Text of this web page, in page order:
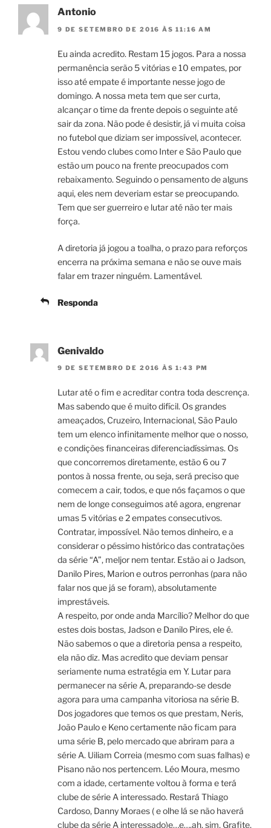
Antonio
9 DE SETEMBRO DE 2016 ÀS 11:16 AM
Eu ainda acredito. Restam 15 jogos. Para a nossa
permanência serão 5 vitórias e 10 empates, por
isso até empate é importante nesse jogo de
domingo. A nossa meta tem que ser curta,
alcançar o time da frente depois o seguinte até
sair da zona. Não pode é desistir, já vi muita coisa
no futebol que diziam ser impossível, acontecer.
Estou vendo clubes como Inter e São Paulo que
estão um pouco na frente preocupados com
rebaixamento. Seguindo o pensamento de alguns
aqui, eles nem deveriam estar se preocupando.
Tem que ser guerreiro e lutar até não ter mais
força.
A diretoria já jogou a toalha, o prazo para reforços
encerra na próxima semana e não se ouve mais
falar em trazer ninguém. Lamentável.
Responda
Genivaldo
9 DE SETEMBRO DE 2016 ÀS 1:43 PM
Lutar até o fim e acreditar contra toda descrença.
Mas sabendo que é muito difícil. Os grandes
ameaçados, Cruzeiro, Internacional, São Paulo
tem um elenco infinitamente melhor que o nosso,
e condições financeiras diferenciadíssimas. Os
que concorremos diretamente, estão 6 ou 7
pontos à nossa frente, ou seja, será preciso que
comecem a cair, todos, e que nós façamos o que
nem de longe conseguimos até agora, engrenar
umas 5 vitórias e 2 empates consecutivos.
Contratar, impossível. Não temos dinheiro, e a
considerar o péssimo histórico das contratações
da série “A”, meljor nem tentar. Estão ai o Jadson,
Danilo Pires, Marion e outros perronhas (para não
falar nos que já se foram), absolutamente
imprestáveis.
A respeito, por onde anda Marcílio? Melhor do que
estes dois bostas, Jadson e Danilo Pires, ele é.
Não sabemos o que a diretoria pensa a respeito,
ela não diz. Mas acredito que deviam pensar
seriamente numa estratégia em Y. Lutar para
permanecer na série A, preparando-se desde
agora para uma campanha vitoriosa na série B.
Dos jogadores que temos os que prestam, Neris,
João Paulo e Keno certamente não ficam para
uma série B, pelo mercado que abriram para a
série A. Uiliam Correia (mesmo com suas falhas) e
Pisano não nos pertencem. Léo Moura, mesmo
com a idade, certamente voltou à forma e terá
clube de série A interessado. Restará Thiago
Cardoso, Danny Moraes ( e olhe lá se não haverá
clube da série A interessado)e…e….ah, sim, Grafite,